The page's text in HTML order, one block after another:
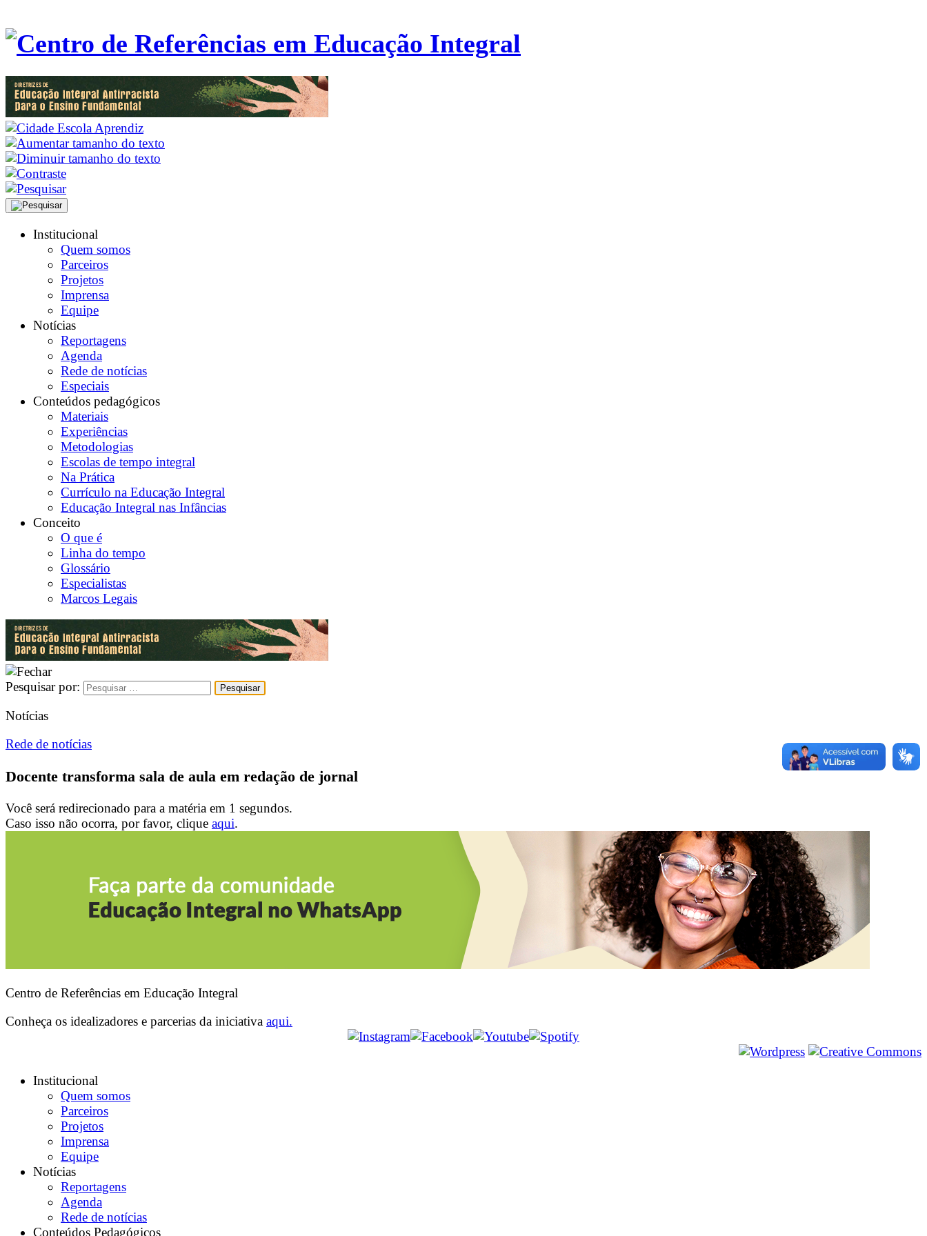
Institucional
Quem somos
Parceiros
Projetos
Imprensa
Equipe
Notícias
Reportagens
Agenda
Rede de notícias
Especiais
Conteúdos pedagógicos
Materiais
Experiências
Metodologias
Escolas de tempo integral
Na Prática
Currículo na Educação Integral
Educação Integral nas Infâncias
Conceito
O que é
Linha do tempo
Glossário
Especialistas
Marcos Legais
Pesquisar por:
Notícias
Rede de notícias
Docente transforma sala de aula em redação de jornal
Você será redirecionado para a matéria em 1 segundos.
Caso isso não ocorra, por favor, clique aqui.
Centro de Referências em Educação Integral
Conheça os idealizadores e parcerias da iniciativa aqui.
Institucional
Quem somos
Parceiros
Projetos
Imprensa
Equipe
Notícias
Reportagens
Agenda
Rede de notícias
Conteúdos Pedagógicos